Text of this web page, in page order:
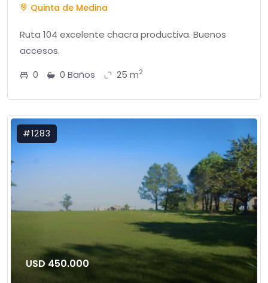
Quinta de Medina
Ruta 104 excelente chacra productiva. Buenos
accesos.
0
0 Baños 25 m2
#1283
USD 450.000